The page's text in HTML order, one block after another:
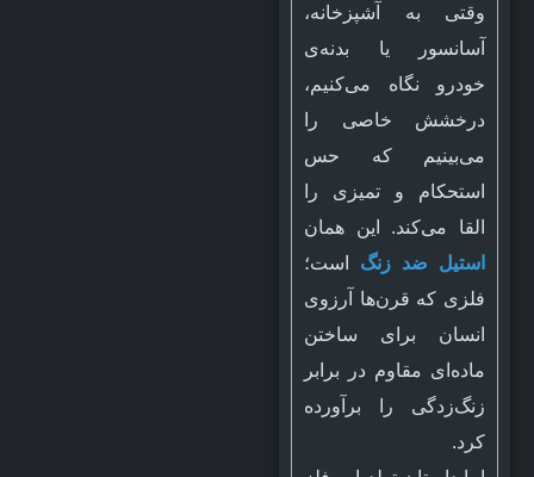
وقتی به آشپزخانه،
آسانسور یا بدنه‌ی
خودرو نگاه می‌کنیم،
درخشش خاصی را
می‌بینیم که حس
استحکام و تمیزی را
القا می‌کند. این همان
استیل ضد زنگ است؛
فلزی که قرن‌ها آرزوی
انسان برای ساختن
ماده‌ای مقاوم در برابر
زنگ‌زدگی را برآورده
کرد.